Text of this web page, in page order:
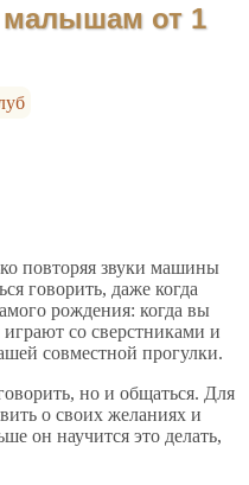
малышам от 1
повторяя звуки машины
говорить, даже когда
рождения: когда вы
со сверстниками и
совместной прогулки.
но и общаться. Для
о своих желаниях и
он научится это делать,